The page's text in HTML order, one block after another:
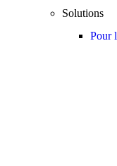
Solutions
Pour